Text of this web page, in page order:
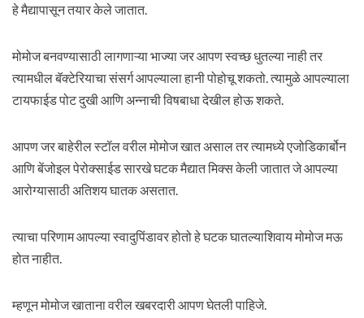
हे मैद्यापासून तयार केले जातात.
मोमोज बनवण्यासाठी लागणाऱ्या भाज्या जर आपण स्वच्छ धुतल्या नाही तर
त्यामधील बॅक्टेरियाचा संसर्ग आपल्याला हानी पोहोचू शकतो. त्यामुळे आपल्याला
टायफाईड पोट दुखी आणि अन्नाची विषबाधा देखील होऊ शकते.
आपण जर बाहेरील स्टॉल वरील मोमोज खात असाल तर त्यामध्ये एजोडिकार्बोन
आणि बेंजोइल पेरोक्साईड सारखे घटक मैद्यात मिक्स केली जातात जे आपल्या
आरोग्यासाठी अतिशय घातक असतात.
त्याचा परिणाम आपल्या स्वादुपिंडावर होतो हे घटक घातल्याशिवाय मोमोज मऊ
होत नाहीत.
म्हणून मोमोज खाताना वरील खबरदारी आपण घेतली पाहिजे.